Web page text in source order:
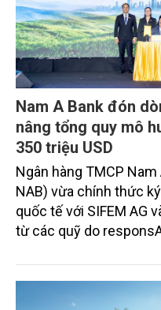
Nam A Bank đón
nâng tổng quy mô
350 triệu USD
Ngân hàng TMCP Nam
NAB) vừa chính thức
quốc tế với SIFEM AG
từ các quỹ do
thu hút thành công từ